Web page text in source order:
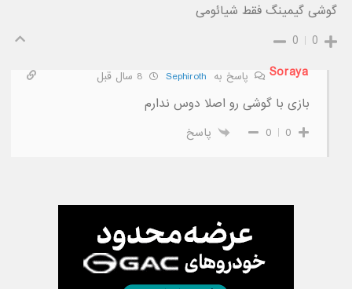
گوشی گیمینگ فقط شیائومی
0
0
Soraya
پاسخ بهSephiroth 8 سال قبل
بازی با گوشی رو اصلا دوس ندارم
0
0 پاسخ